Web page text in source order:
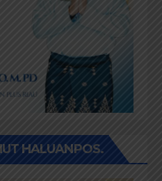
HALUANPOS.